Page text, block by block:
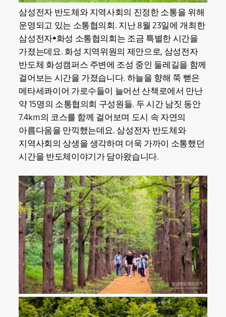
삼성전자 반도체와 지역사회의 진정한 소통을 위해
운영되고 있는 소통협의회. 지난 8월 23일에 개최한
삼성전자•화성 소통협의회는 조금 특별한 시간을
가졌는데요. 화성 지역위원의 제안으로, 삼성전자
반도체 화성캠퍼스 주변에 조성 중인 둘레길을 함께
걸어보는 시간을 가졌습니다. 하늘을 향해 쭉 뻗은
메타세콰이어 가로수들이 늘어선 산책로에서 만난
약 15명의 소통협의회 구성원들. 두 시간 남짓 동안
7.4km의 코스를 함께 걸어보며 도시 속 자연의
아름다움을 만끽했는데요. 삼성전자 반도체와
지역사회의 상생을 생각하며 더욱 가까이 소통했던
시간을 반도체이야기가 담아왔습니다.